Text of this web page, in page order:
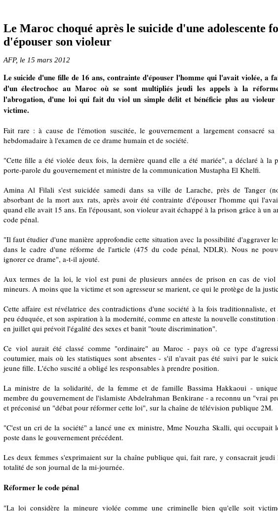
Le Maroc choqué après le suicide d'une adolescente
d'épouser son violeur
AFP, le 15 mars 2012
Le suicide d'une fille de 16 ans, contrainte d'épouser l'homme qui l'avait violée, a
d'un électrochoc au Maroc où se sont multipliés jeudi les appels à la
l'abrogation, d'une loi qui fait du viol un simple délit et bénéficie plus au violeur
victime.
Fait rare : à cause de l'émotion suscitée, le gouvernement a largement consacré sa
hebdomadaire à l'examen de ce drame humain et de société.
"Cette fille a été violée deux fois, la dernière quand elle a été mariée", a déclaré à la
porte-parole du gouvernement et ministre de la communication Mustapha El Khelfi.
Amina Al Filali s'est suicidée samedi dans sa ville de Larache, près de Tanger
absorbant de la mort aux rats, après avoir été contrainte d'épouser l'homme qui
quand elle avait 15 ans. En l'épousant, son violeur avait échappé à la prison grâce à un
code pénal.
"Il faut étudier d'une manière approfondie cette situation avec la possibilité d'aggraver
dans le cadre d'une réforme de l'article (475 du code pénal, NDLR). Nous ne
ignorer ce drame", a-t-il ajouté.
Aux termes de la loi, le viol est puni de plusieurs années de prison en cas de viol
mineurs. A moins que la victime et son agresseur se marient, ce qui le protège de la
Cette affaire est révélatrice des contradictions d'une société à la fois traditionnaliste, et
peu éduquée, et son aspiration à la modernité, comme en atteste la nouvelle constitution
en juillet qui prévoit l'égalité des sexes et banit "toute discrimination".
Ce viol aurait été classé comme "ordinaire" au Maroc - pays où ce type
coutumier, mais où les statistiques sont absentes - s'il n'avait pas été suivi par le
jeune fille. L'écho suscité a obligé les responsables à prendre position.
La ministre de la solidarité, de la femme et de famille Bassima Hakkaoui -
membre du gouvernement de l'islamiste Abdelrahman Benkirane - a reconnu un "vrai
et préconisé un "débat pour réformer cette loi", sur la chaîne de télévision publique 2M.
"C'est un cri de la société" a lancé une ex ministre, Mme Nouzha Skalli, qui occupait
poste dans le gouvernement précédent.
Les deux femmes s'exprimaient sur la chaîne publique qui, fait rare, y consacrait jeudi
totalité de son journal de la mi-journée.
Réformer le code pénal
"La loi considère la mineure violée comme une criminelle bien qu'elle soit